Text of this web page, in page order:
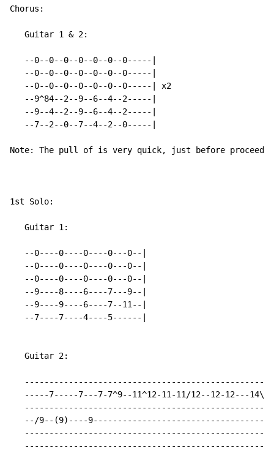
Chorus:
   Guitar 1 & 2:
   --0--0--0--0--0--0--0-----|
   --0--0--0--0--0--0--0-----|
   --0--0--0--0--0--0--0-----| x2
   --9^84--2--9--6--4--2-----|
   --9--4--2--9--6--4--2-----|
   --7--2--0--7--4--2--0-----|
Note: The pull of is very quick, just before
1st Solo:
   Guitar 1:
   --0----0----0----0---0--|
   --0----0----0----0---0--|
   --0----0----0----0---0--|
   --9----8----6----7---9--|
   --9----9----6----7--11--|
   --7----7----4----5------|
   Guitar 2:
-----7-----7---7-7^9--11^12-11-11/12--12-12---
--/9--(9)----